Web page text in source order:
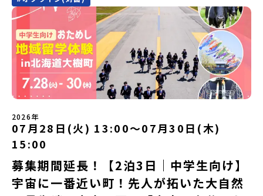
定）＜１日目＞（PM）「オリエンテーション・自己紹介ワーク」
「有田工業高校見学」 -陶芸技術をまなぶ！「セラミック科」のま
なび場を体験 -デザインセンスをまなぶ！「デザイン科」のまなび
場を体験「フィールドワーク」 -有田の歴史ある名所巡り -有田
の歴史的な町並みを体感する「有田焼絵付けアクティビティ」 -職
人さんからまなぶ！有田焼伝統の「絵付け」体験ワークショップ
（協力：clay studio）「みんなで楽しもう！BBQ」 -BBQづく
り -仲間や地元の高校生、町の大人たちと交流・対話＜２日目＞
（AM）「1日目の振り返り」「ワークショップ」 -ゲスト講師によ
（PM）「ランチ/お土産タイム」解散※天候の状況や参加人数によ
ってプログラムを変更する場合がございます。参加概要【開催場
所】佐賀県 有田町（ありたちょう）【実施日程】7月4日（土）〜7
月5日（日）※参加が確定した方には6月5日（金） 18:30～20:00に
「参加者向け事前オンライン研修」をご案内する予定です。必ず参
加をお願いします。【集合場所・時間】7月4日(土) 12：00 JR有田
駅※12：00までにJR有田駅に到着する便で手配ください。【解散場
してみませんか？「地元以外の地域の暮らしが気になる。いつか留
学してみたい！」「アイヌ文化の歴史や、マンガに登場する世界を
自分の手で探求したい！」「自然が好きでもっと触れてあそびた
い！」そんな中学生のみなさんにおすすめ！「おためし地域留学体
験」は、日本全国約200の高校と連携し、地域の枠を超えて学校生活
を送る「地域みらい留学」をプチ体験できるプログラムです。はじ
めてのひとり旅でも安心！現地でもスタッフがしっかりとサポート
いたします。今回のフィールドは「北海道平取町（びらとりちょ
う）」北海道の南に位置する平取町（びらとりちょう）。壮大な自
然と「アイヌ文化」が継承されている町として広く知られていま
す。町名の「平取（びらとり）」は、アイヌ語「ピラ・ウトゥル」
（崖の間を意味）という言葉から名付けられました。見上げるほど
大きな山々が連なる「幌尻岳（ぽろしりだけ）」の景色は絶景！日
本一の広さを誇る「すずらん」が咲く花畑や、和牛がのんびりと過
ごす放牧地。日本一の清流に選ばれたこともある、ヤマメやニジマ
スが泳ぐ「沙流川（さるがわ）」。他の地域では見ることのできな
い圧倒的スケールの自然を味わうことができます。さらに、源義経
2026年
07月28日(火) 13:00〜07月30日(木)
15:00
募集期間延長！【2泊3日｜中学生向け】
宇宙に一番近い町！先人が拓いた大自然